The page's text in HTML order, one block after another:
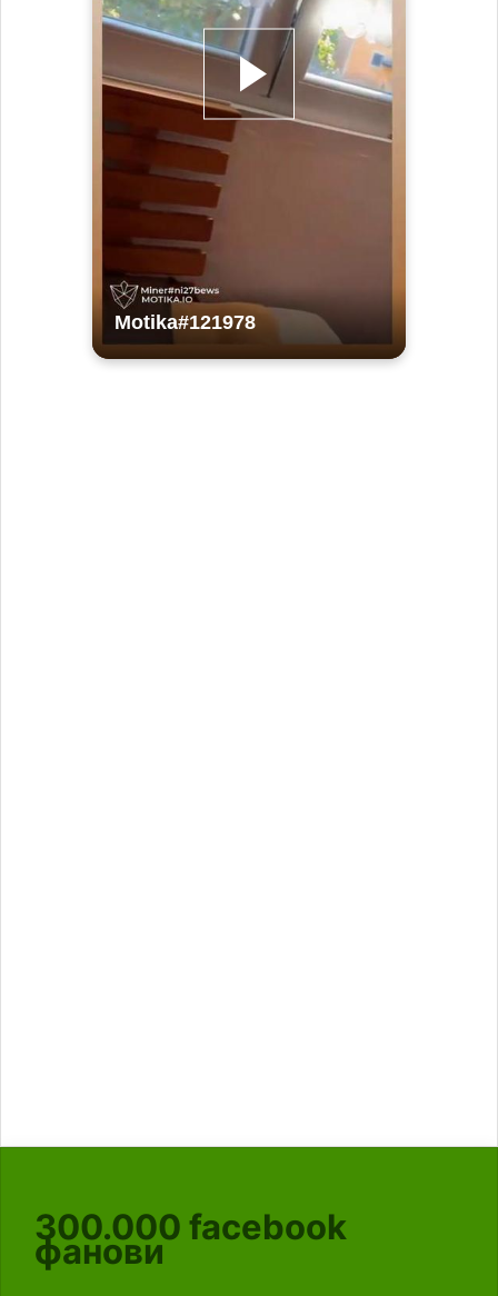
300.000 facebook
фанови